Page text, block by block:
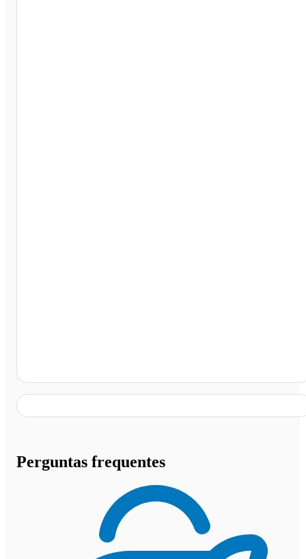
Perguntas frequentes